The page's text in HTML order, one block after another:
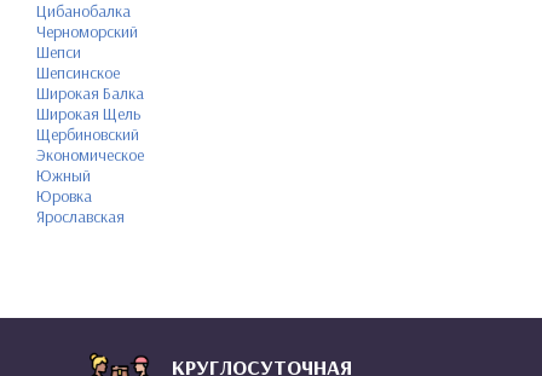
Цибанобалка
Черноморский
Шепси
Шепсинское
Широкая Балка
Широкая Щель
Щербиновский
Экономическое
Южный
Юровка
Ярославская
КРУГЛОСУТОЧНАЯ